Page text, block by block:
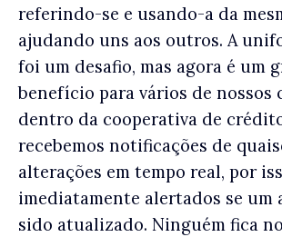
referindo-se e usando-a da
ajudando uns aos outros. A
foi um desafio, mas agora é um
benefício para vários de nossos
dentro da cooperativa de
recebemos notificações de
alterações em tempo real, por
imediatamente alertados se um
sido atualizado. Ninguém fica